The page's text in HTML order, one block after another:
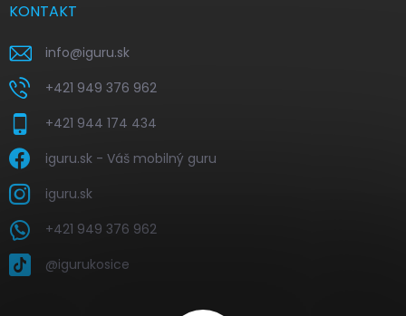
KONTAKT
info@iguru.sk
+421 949 376 962
+421 944 174 434
iguru.sk - Váš mobilný guru
iguru.sk
+421 949 376 962
@igurukosice